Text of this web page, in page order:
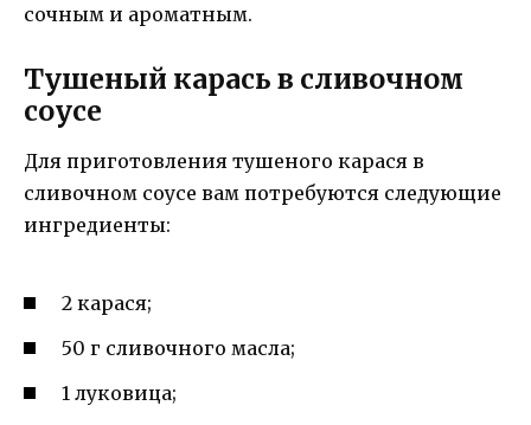
сочным и ароматным.
Тушеный карась в сливочном
соусе
Для приготовления тушеного карася в
сливочном соусе вам потребуются следующие
ингредиенты:
2 карася;
50 г сливочного масла;
1 луковица;